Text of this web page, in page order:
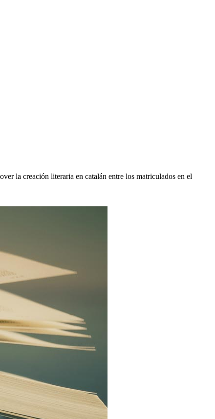
la creación literaria en catalán entre los matriculados en el